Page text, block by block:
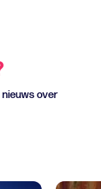
nieuws over